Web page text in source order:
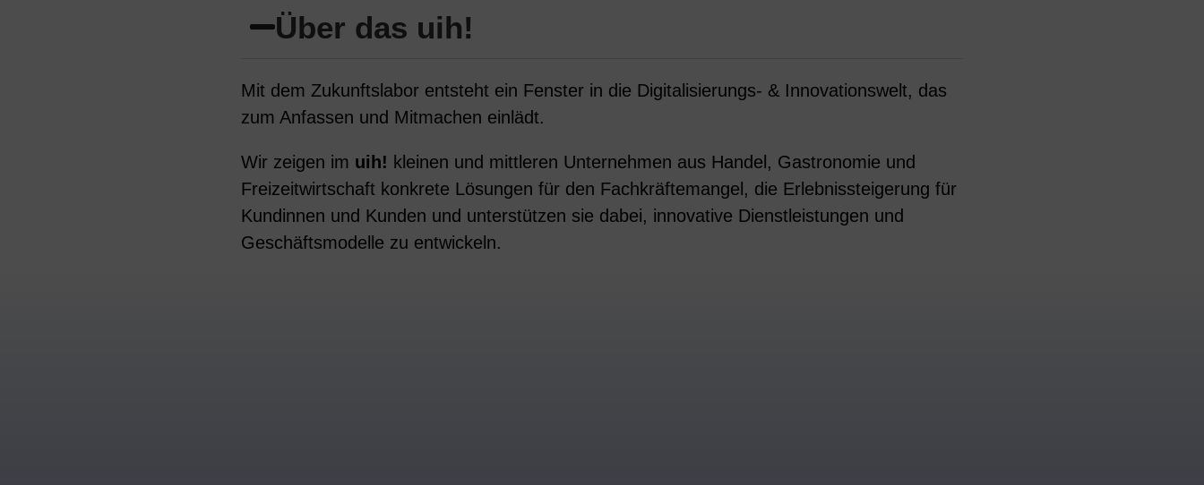
Über das uih!
Mit dem Zukunftslabor entsteht ein Fenster in die Digitalisierungs- & Innovationswelt, das
zum Anfassen und Mitmachen einlädt.
Wir zeigen im uih! kleinen und mittleren Unternehmen aus Handel, Gastronomie und
Freizeitwirtschaft konkrete Lösungen für den Fachkräftemangel, die Erlebnissteigerung für
Kundinnen und Kunden und unterstützen sie dabei, innovative Dienstleistungen und
Geschäftsmodelle zu entwickeln.